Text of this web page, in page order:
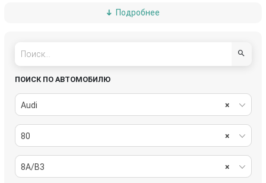
пробка маслозаливная
Подробнее
ПОИСК ПО АВТОМОБИЛЮ
×
Audi
×
80
×
8A/B3